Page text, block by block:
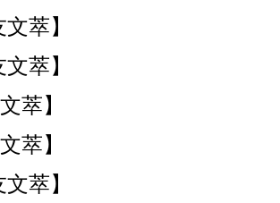
萃】
萃】
萃】
萃】
萃】